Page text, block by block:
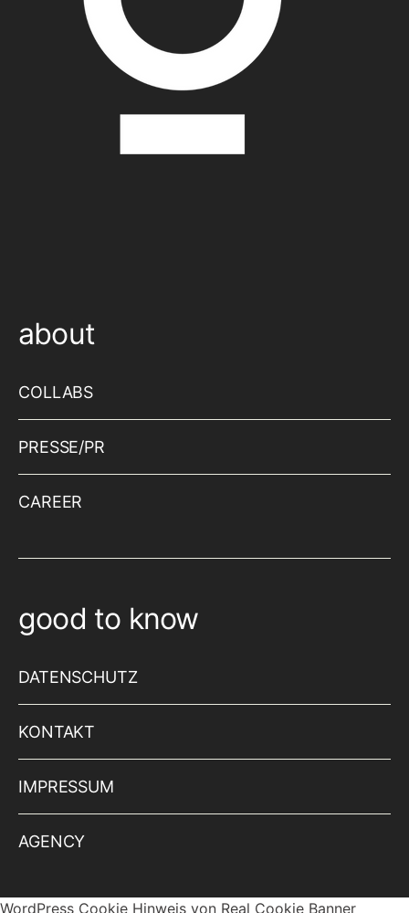
about
COLLABS
PRESSE/PR
CAREER
good to know
DATENSCHUTZ
KONTAKT
IMPRESSUM
AGENCY
WordPress Cookie Hinweis von Real Cookie Banner